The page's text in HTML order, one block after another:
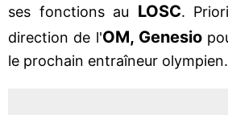
ses fonctions au LOSC.
direction de l'OM, Genesio
le prochain entraîneur